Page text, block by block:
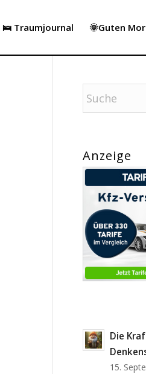
🛌 Traumjournal 🌞Guten
Anzeige
Die
15.